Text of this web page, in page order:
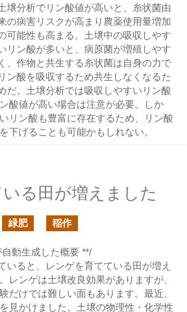
壌分析でリン酸値が高いと、糸状菌由
の病害リスクが高まり農薬使用量増加
可能性も高まる。土壌中の吸収しやす
リン酸が多いと、病原菌が増殖しやす
く、作物と共生する糸状菌は自身の力で
リン酸を吸収するため共生しなくなるた
だ。土壌分析では吸収しやすいリン酸
酸値が高い場合は注意が必要。しか
リン酸も豊富に存在するため、リン酸
下げることも可能かもしれない。
る田が増えました
緑肥 稲作
自動生成した概要 **/
いると、レンゲを育てている田が増え
レンゲは土壌改良効果がありますが、
だけでは難しい面もあります。最近、
見かけました。土壌の物理性・化学性